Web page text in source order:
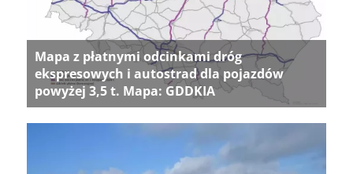
Mapa z płatnymi odcinkami dróg
ekspresowych i autostrad dla pojazdów
powyżej 3,5 t. Mapa: GDDKIA